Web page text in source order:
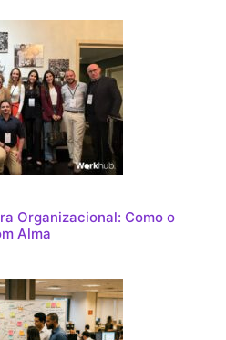
Organizacional: Como o
Alma